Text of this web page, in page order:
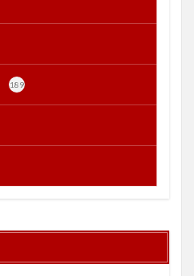
189